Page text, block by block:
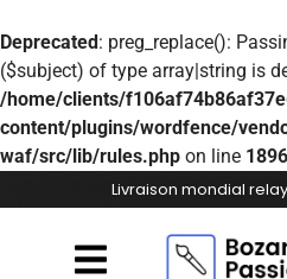
Deprecated: preg_replace():
($subject) of type array|string is
/home/clients/
content/plugins/wordfence/
waf/src/lib/rules.php on line 1896
Livraison mondial